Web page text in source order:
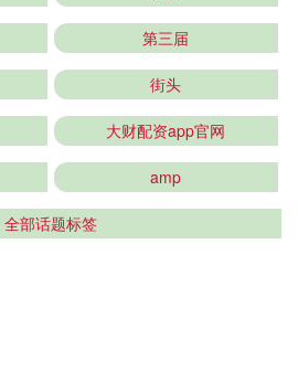
第三届
街头
大财配资app官网
amp
全部话题标签